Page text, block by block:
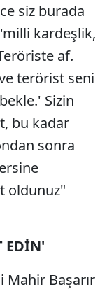
siz burada
kardeşlik,
af.
terörist seni
Sizin
bu kadar
sonra
oldunuz"
EDİN'
Mahir Başarır